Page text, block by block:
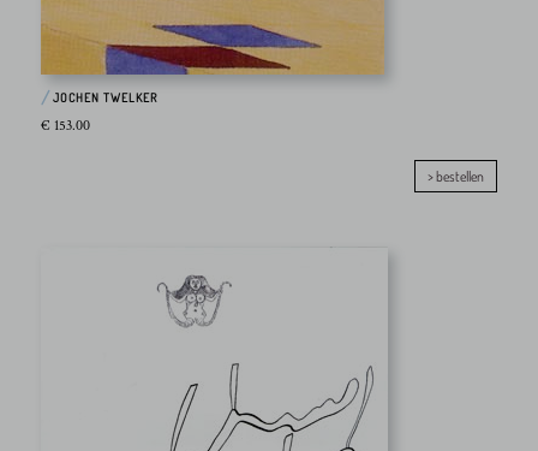
JOCHEN TWELKER
€ 153.00
> bestellen